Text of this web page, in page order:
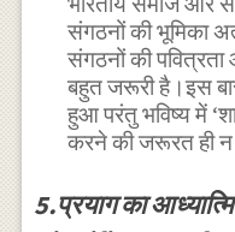
संगठनों की भूमिका
संगठनों की पवित्रता
बहुत जरूरी है।इस बार
हुआ परंतु भविष्य में
करने की जरूरत ही न
5.प्रयाग का